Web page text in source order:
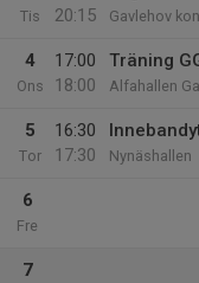
Tis
20:15
Gavlehov
4
Ons
17:00
18:00
Träning
Alfahallen
5
Tor
16:30
17:30
Nynäshallen
6
Fre
7